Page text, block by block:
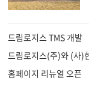
드림로지스 TMS 개발
홈페이지 리뉴얼 오픈